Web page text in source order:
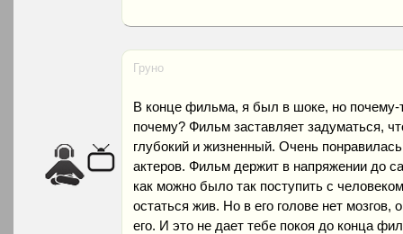
Груно
В конце фильма, я был в шоке, но
почему? Фильм заставляет задуматься,
глубокий и жизненный. Очень
актеров. Фильм держит в напряжении до
как можно было так поступить с
остаться жив. Но в его голове нет
его. И это не дает тебе покоя до конца